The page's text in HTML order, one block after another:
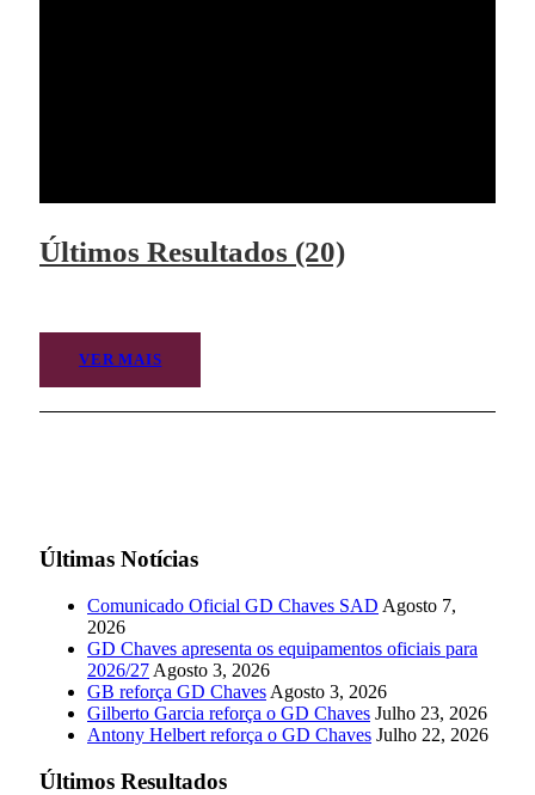
Últimos Resultados (20)
VER MAIS
Últimas Notícias
Comunicado Oficial GD Chaves SAD Agosto 7,
2026
GD Chaves apresenta os equipamentos oficiais para
2026/27 Agosto 3, 2026
GB reforça GD Chaves Agosto 3, 2026
Gilberto Garcia reforça o GD Chaves Julho 23, 2026
Antony Helbert reforça o GD Chaves Julho 22, 2026
Últimos Resultados